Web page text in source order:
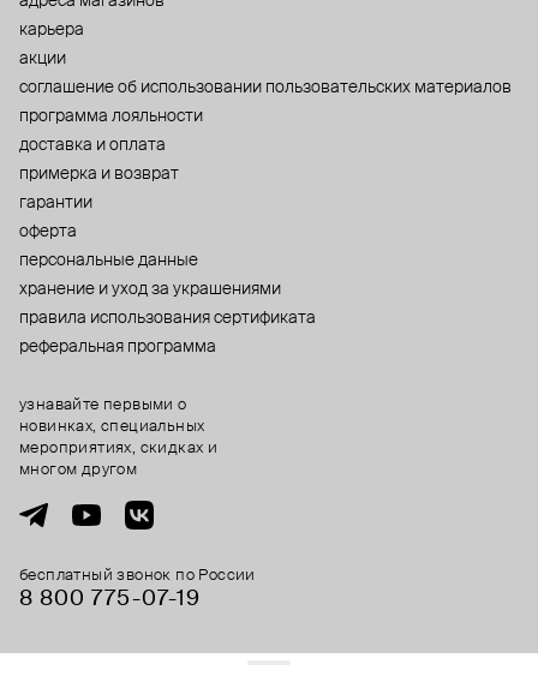
карьера
акции
cоглашение об использовании пользовательских материалов
программа лояльности
доставка и оплата
примерка и возврат
гарантии
оферта
персональные данные
хранение и уход за украшениями
правила использования сертификата
реферальная программа
бесплатный звонок по России
8 800 775⁠-07⁠-19
узнавайте первыми о
новинках, специальных
мероприятиях, скидках и
многом другом